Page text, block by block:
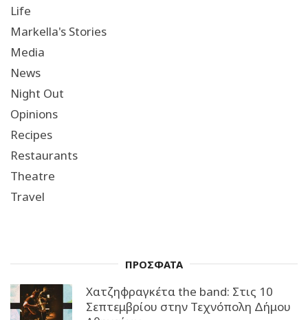
Life
Markella's Stories
Media
News
Night Out
Opinions
Recipes
Restaurants
Theatre
Travel
ΠΡΟΣΦΑΤΑ
Χατζηφραγκέτα the band: Στις 10
Σεπτεμβρίου στην Τεχνόπολη Δήμου